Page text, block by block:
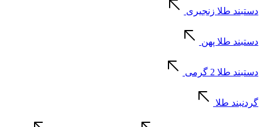
دستبند طلا زنجیری
دستبند طلا پهن
دستبند طلا 2 گرمی
گردنبند طلا